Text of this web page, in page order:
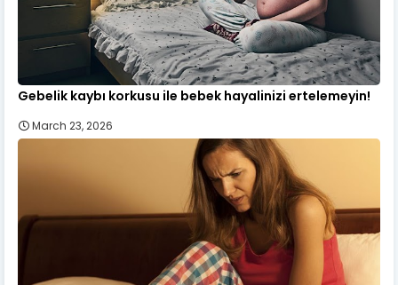
Gebelik kaybı korkusu ile bebek hayalinizi ertelemeyin!
March 23, 2026